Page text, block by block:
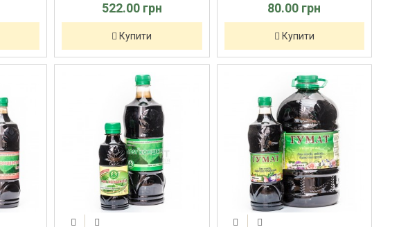
522.00 грн
Купити
80.00 грн
Купити